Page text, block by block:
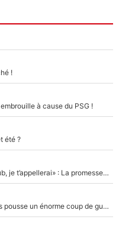
!
à cause du PSG !
été ?
Mercato - OM - «Dès que je prends un club, je t’appellerai» : La promesse de Marcelino au moment de claquer la porte
Victime de racisme contre Murray, Kyrgios pousse un énorme coup de gueule !